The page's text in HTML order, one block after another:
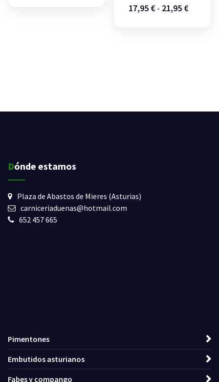
17,95 € - 21,95 €Rango
Dónde estamos
Plaza de Abastos de Mieres (Asturias)
carniceriaduenas@hotmail.com
652 457 665
Pimentones
Embutidos asturianos
Fabes y compango